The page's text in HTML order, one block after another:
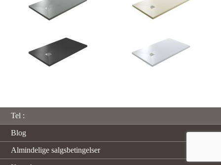
Tel :
Blog
Almindelige salgsbetingelser